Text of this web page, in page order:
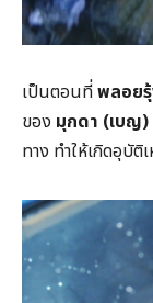
เป็นตอนที่พลอย
ของ มุกดา (เบญ)
ทาง ทำให้เกิดอุบัติ